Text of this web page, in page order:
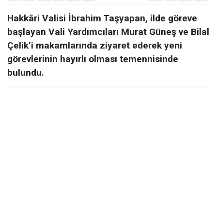
Hakkâri Valisi İbrahim Taşyapan, ilde göreve
başlayan Vali Yardımcıları Murat Güneş ve Bilal
Çelik’i makamlarında ziyaret ederek yeni
görevlerinin hayırlı olması temennisinde
bulundu.